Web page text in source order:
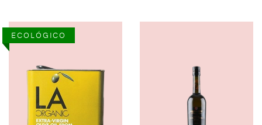
ECOLÓGICO